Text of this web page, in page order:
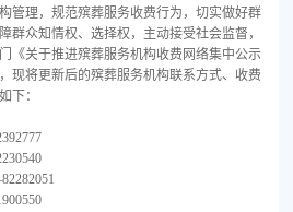
管理，规范殡葬服务收费行为，切实做好群
群众知情权、选择权，主动接受社会监督，
《关于推进殡葬服务机构收费网络集中公示
现将更新后的殡葬服务机构联系方式、收费
下：